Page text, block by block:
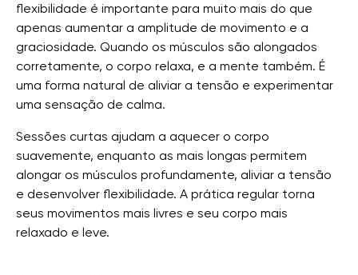
flexibilidade é importante para muito mais do que
apenas aumentar a amplitude de movimento e a
graciosidade. Quando os músculos são alongados
corretamente, o corpo relaxa, e a mente também. É
uma forma natural de aliviar a tensão e experimentar
uma sensação de calma.
Sessões curtas ajudam a aquecer o corpo
suavemente, enquanto as mais longas permitem
alongar os músculos profundamente, aliviar a tensão
e desenvolver flexibilidade. A prática regular torna
seus movimentos mais livres e seu corpo mais
relaxado e leve.